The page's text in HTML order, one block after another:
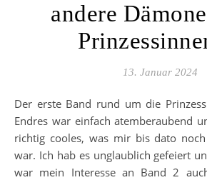
andere
13. Januar 2024
Der erste Band rund um die Prinzessinnen von Christian
Endres war einfach atemberaubend
richtig cooles, was mir bis dato
war. Ich hab es unglaublich gefeiert
war mein Interesse an Band 2